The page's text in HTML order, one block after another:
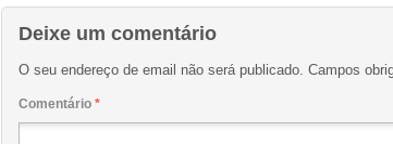
Deixe um comentário
O seu endereço de email não será publicado. Campos
Comentário *